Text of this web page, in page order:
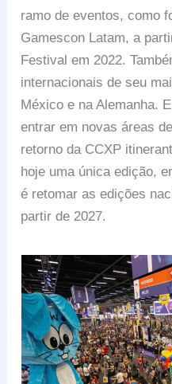
ramo de eventos, como
Gamescon Latam, a
Festival em 2022.
internacionais de seu
México e na Alemanha.
entrar em novas áreas
retorno da CCXP
hoje uma única edição,
é retomar as edições
partir de 2027.